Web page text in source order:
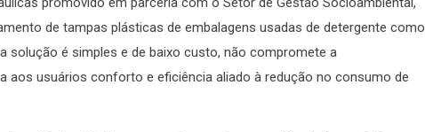
de tampas plásticas de embalagens usadas de detergente como
solução é simples e de baixo custo, não compromete a
aos usuários conforto e eficiência aliado à redução no consumo de